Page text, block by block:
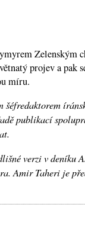
Zelenským
projev a pak
míru.
šéfredaktorem
publikací
verzi v deníku
Amir Taheri je